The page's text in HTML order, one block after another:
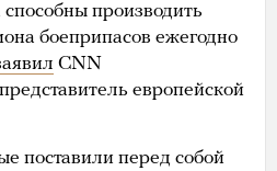
производить
боеприпасов ежегодно
CNN
европейской
поставили перед собой